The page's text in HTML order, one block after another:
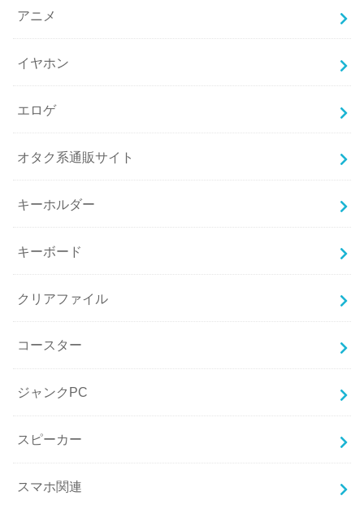
アニメ
イヤホン
エロゲ
オタク系通販サイト
キーホルダー
キーボード
クリアファイル
コースター
ジャンクPC
スピーカー
スマホ関連